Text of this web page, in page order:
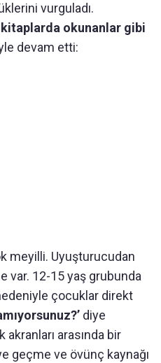
vurguladı.
kitaplarda okunanlar gibi
devam etti:
meyilli. Uyuşturucudan
var. 12-15 yaş grubunda
çocuklar direkt
diye
arasında bir
geçme ve övünç kaynağı